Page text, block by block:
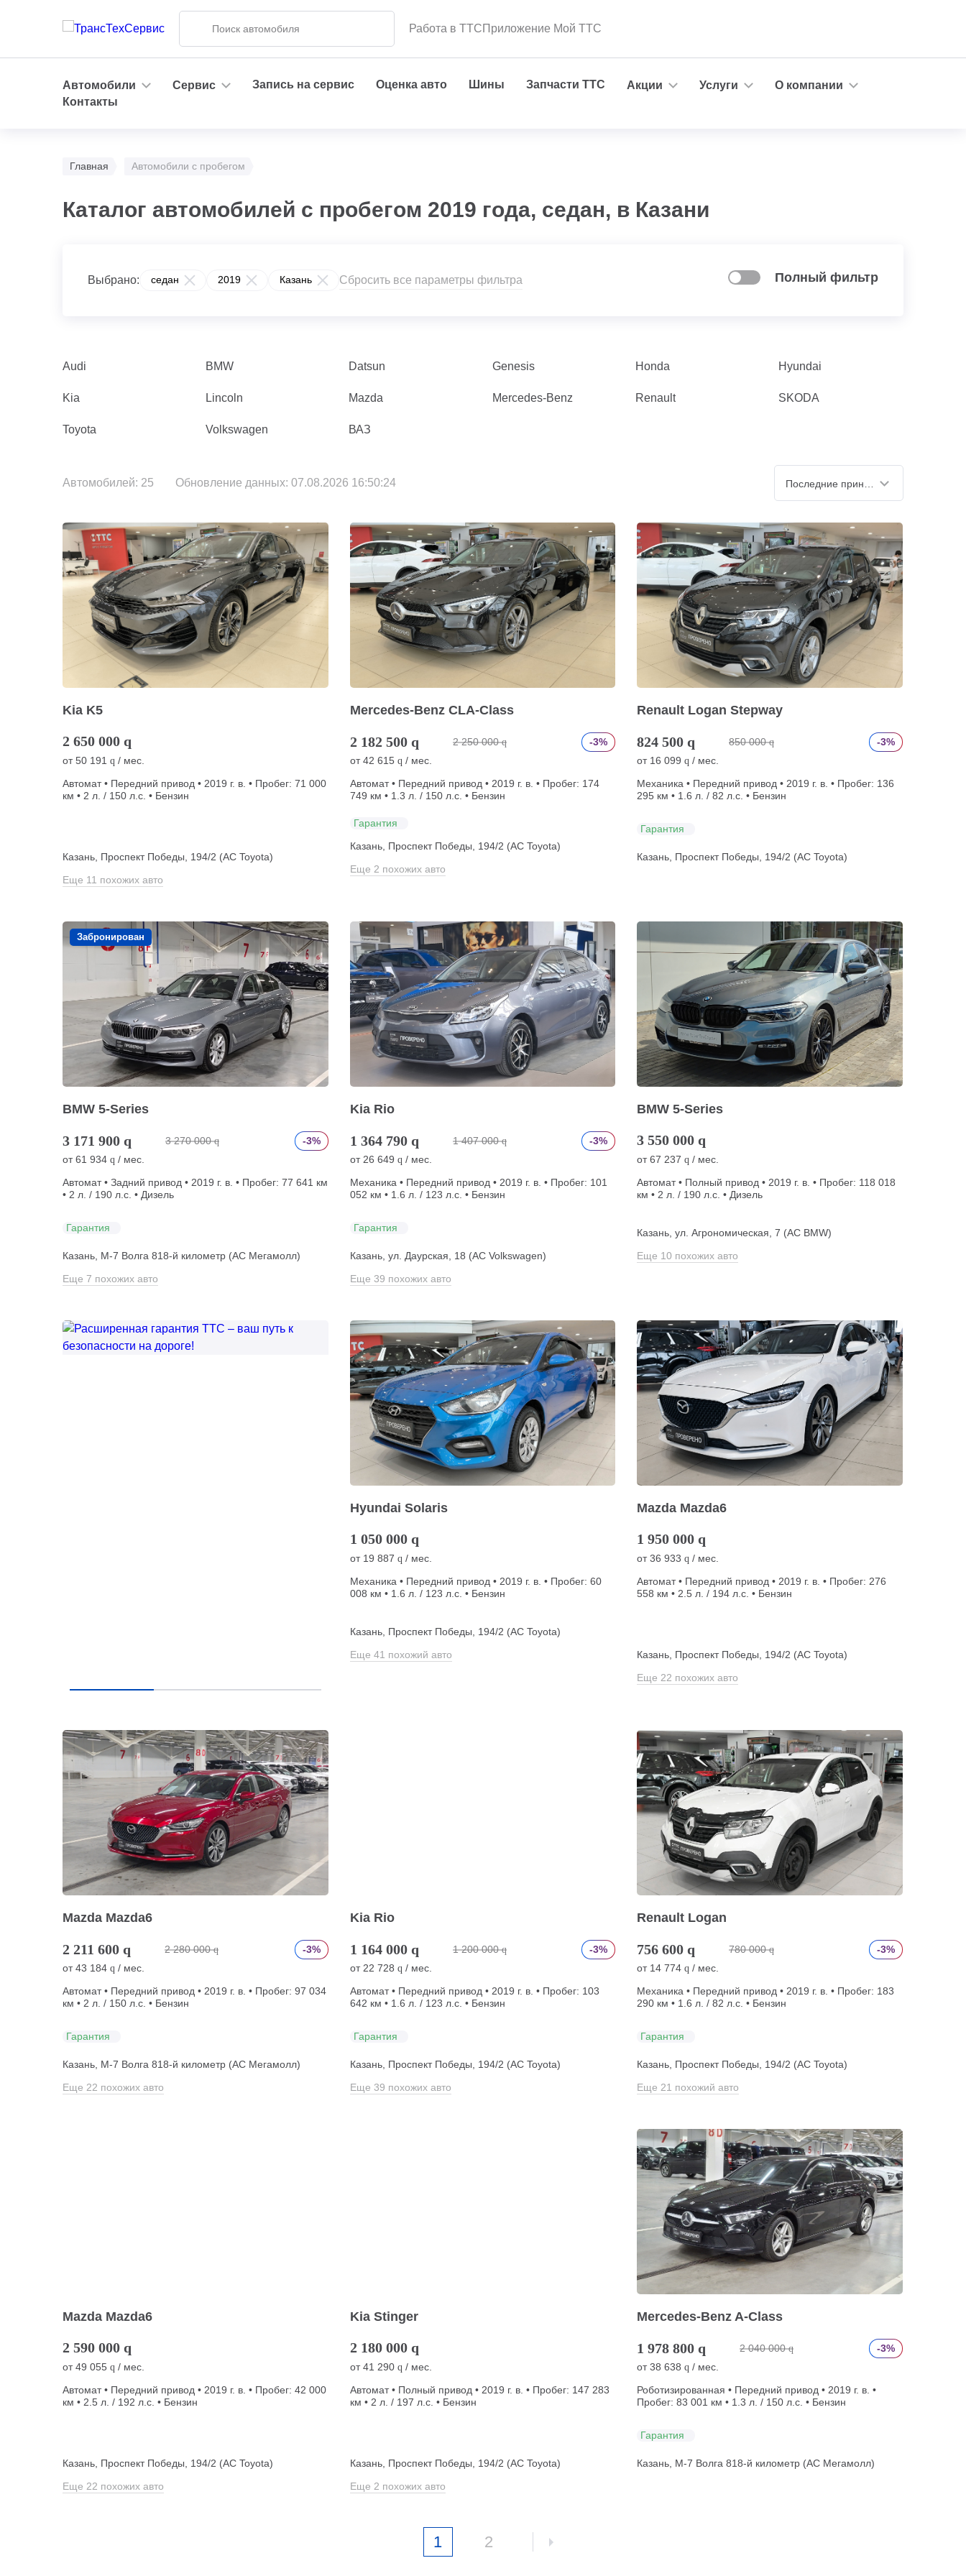
Работа в ТТСПриложение Мой ТТС
Автомобили Сервис Запись на сервис Оценка авто Шины Запчасти ТТС Акции Услуги
О компании
Контакты
Главная Автомобили с пробегом
Каталог автомобилей с пробегом 2019 года, седан, в Казани
Выбрано: седан 2019 Казань Сбросить все параметры фильтра Полный фильтр
Audi BMW Datsun Genesis Honda Hyundai
Kia Lincoln Mazda Mercedes-Benz Renault SKODA
Toyota Volkswagen ВАЗ
Автомобилей: 25 Обновление данных: 07.08.2026 16:50:24
Kia K5
2 650 000 q
от50 191 q / мес.
Автомат • Передний привод • 2019 г. в. • Пробег: 71 000
км • 2 л. / 150 л.с. • Бензин
Казань, Проспект Победы, 194/2 (АС Toyota)
Еще 11 похожих авто
Mercedes-Benz CLA-Class
2 182 500 q 2 250 000 q
-3%
от42 615 q / мес.
Автомат • Передний привод • 2019 г. в. • Пробег: 174
749 км • 1.3 л. / 150 л.с. • Бензин
Гарантия
Казань, Проспект Победы, 194/2 (АС Toyota)
Еще 2 похожих авто
Renault Logan Stepway
824 500 q 850 000 q
-3%
от 16 099 q / мес.
Механика • Передний привод • 2019 г. в. • Пробег: 136
295 км • 1.6 л. / 82 л.с. • Бензин
Гарантия
Казань, Проспект Победы, 194/2 (АС Toyota)
Забронирован
BMW 5-Series
3 171 900 q 3 270 000 q
-3%
от61 934 q / мес.
Автомат • Задний привод • 2019 г. в. • Пробег: 77 641 км
• 2 л. / 190 л.с. • Дизель
Гарантия
Казань, М-7 Волга 818-й километр (АС Мегамолл)
Еще 7 похожих авто
Kia Rio
1 364 790 q 1 407 000 q
-3%
от 26 649 q / мес.
Механика • Передний привод • 2019 г. в. • Пробег: 101
052 км • 1.6 л. / 123 л.с. • Бензин
Гарантия
Казань, ул. Даурская, 18 (АС Volkswagen)
Еще 39 похожих авто
BMW 5-Series
3 550 000 q
от67 237 q / мес.
Автомат • Полный привод • 2019 г. в. • Пробег: 118 018
км • 2 л. / 190 л.с. • Дизель
Казань, ул. Агрономическая, 7 (АС BMW)
Еще 10 похожих авто
Hyundai Solaris
1 050 000 q
от 19 887 q / мес.
Механика • Передний привод • 2019 г. в. • Пробег: 60
008 км • 1.6 л. / 123 л.с. • Бензин
Казань, Проспект Победы, 194/2 (АС Toyota)
Еще 41 похожий авто
Mazda Mazda6
1 950 000 q
от36 933 q / мес.
Автомат • Передний привод • 2019 г. в. • Пробег: 276
558 км • 2.5 л. / 194 л.с. • Бензин
Казань, Проспект Победы, 194/2 (АС Toyota)
Еще 22 похожих авто
Mazda Mazda6
2 211 600 q 2 280 000 q
-3%
от43 184 q / мес.
Автомат • Передний привод • 2019 г. в. • Пробег: 97 034
км • 2 л. / 150 л.с. • Бензин
Гарантия
Казань, М-7 Волга 818-й километр (АС Мегамолл)
Еще 22 похожих авто
Kia Rio
1 164 000 q 1 200 000 q
-3%
от22 728 q / мес.
Автомат • Передний привод • 2019 г. в. • Пробег: 103
642 км • 1.6 л. / 123 л.с. • Бензин
Гарантия
Казань, Проспект Победы, 194/2 (АС Toyota)
Еще 39 похожих авто
Renault Logan
756 600 q 780 000 q
-3%
от 14 774 q / мес.
Механика • Передний привод • 2019 г. в. • Пробег: 183
290 км • 1.6 л. / 82 л.с. • Бензин
Гарантия
Казань, Проспект Победы, 194/2 (АС Toyota)
Еще 21 похожий авто
Mazda Mazda6
2 590 000 q
от49 055 q / мес.
Автомат • Передний привод • 2019 г. в. • Пробег: 42 000
км • 2.5 л. / 192 л.с. • Бензин
Казань, Проспект Победы, 194/2 (АС Toyota)
Еще 22 похожих авто
Kia Stinger
2 180 000 q
от41 290 q / мес.
Автомат • Полный привод • 2019 г. в. • Пробег: 147 283
км • 2 л. / 197 л.с. • Бензин
Казань, Проспект Победы, 194/2 (АС Toyota)
Еще 2 похожих авто
Mercedes-Benz A-Class
1 978 800 q 2 040 000 q
-3%
от38 638 q / мес.
Роботизированная • Передний привод • 2019 г. в. •
Пробег: 83 001 км • 1.3 л. / 150 л.с. • Бензин
Гарантия
Казань, М-7 Волга 818-й километр (АС Мегамолл)
1 2